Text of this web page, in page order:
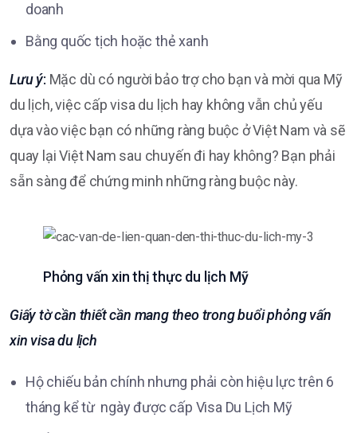
doanh
Bằng quốc tịch hoặc thẻ xanh
Lưu ý: Mặc dù có người bảo trợ cho bạn và mời qua Mỹ
du lịch, việc cấp visa du lịch hay không vẫn chủ yếu
dựa vào việc bạn có những ràng buộc ở Việt Nam và sẽ
quay lại Việt Nam sau chuyến đi hay không? Bạn phải
sẵn sàng để chứng minh những ràng buộc này.
Phỏng vấn xin thị thực du lịch Mỹ
Giấy tờ cần thiết cần mang theo trong buổi phỏng vấn
xin visa du lịch
Hộ chiếu bản chính nhưng phải còn hiệu lực trên 6
tháng kể từ ngày được cấp Visa Du Lịch Mỹ